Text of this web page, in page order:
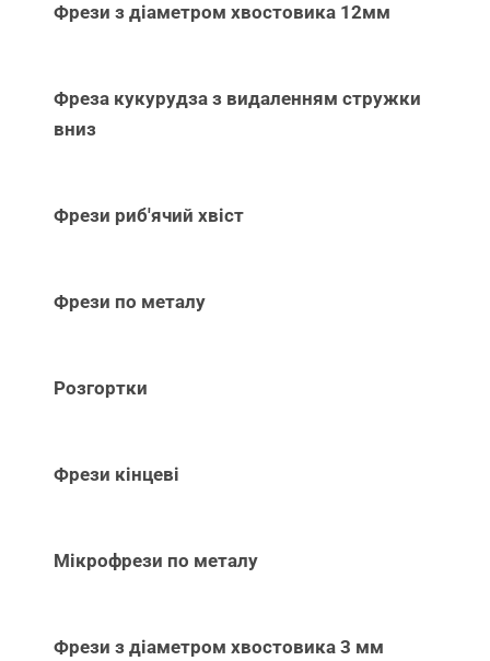
Фрези з діаметром хвостовика 12мм
Фреза кукурудза з видаленням стружки
вниз
Фрези риб'ячий хвіст
Фрези по металу
Розгортки
Фрези кінцеві
Мікрофрези по металу
Фрези з діаметром хвостовика 3 мм